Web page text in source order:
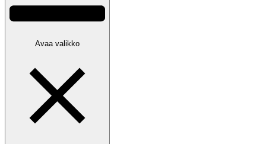
Avaa valikko